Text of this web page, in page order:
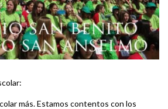
más. Estamos contentos con los